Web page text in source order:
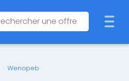
› Wenopeb